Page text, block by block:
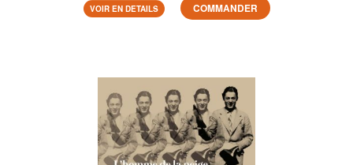
VOIR EN DETAILS COMMANDER